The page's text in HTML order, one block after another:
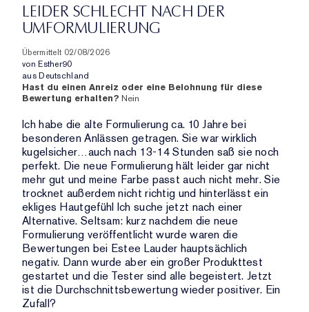
UND
ANZAHL
DER
BEWERTUNGEN
DURCHSCHNITTLICHER
BEWERTUNG
ANZAHL
BEWERTUNGEN
PRODUKTNAME,
MARKE,
KATEGORIE,
DURCHSCHNITTLICHER
ANZAHL
DER
BEWERTUNGEN
LEIDER SCHLECHT NACH DER
UMFORMULIERUNG
Übermittelt 02/08/2026
von Esther90
aus Deutschland
Hast du einen Anreiz oder eine Belohnung für diese
Bewertung erhalten? Nein
Ich habe die alte Formulierung ca. 10 Jahre bei
besonderen Anlässen getragen. Sie war wirklich
kugelsicher…auch nach 13-14 Stunden saß sie noch
perfekt. Die neue Formulierung hält leider gar nicht
mehr gut und meine Farbe passt auch nicht mehr. Sie
trocknet außerdem nicht richtig und hinterlässt ein
ekliges Hautgefühl Ich suche jetzt nach einer
Alternative. Seltsam: kurz nachdem die neue
Formulierung veröffentlicht wurde waren die
Bewertungen bei Estee Lauder hauptsächlich
negativ. Dann wurde aber ein großer Produkttest
gestartet und die Tester sind alle begeistert. Jetzt
ist die Durchschnittsbewertung wieder positiver. Ein
Zufall?